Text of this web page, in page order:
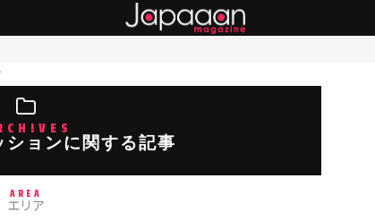
ョンに関する記事
AREA
エリア